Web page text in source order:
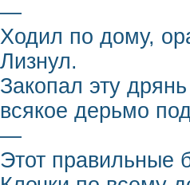
—
Ходил по дому,
Лизнул.
Закопал эту
всякое дерьмо
—
Этот правильные